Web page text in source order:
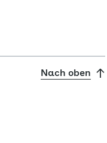
Nach oben